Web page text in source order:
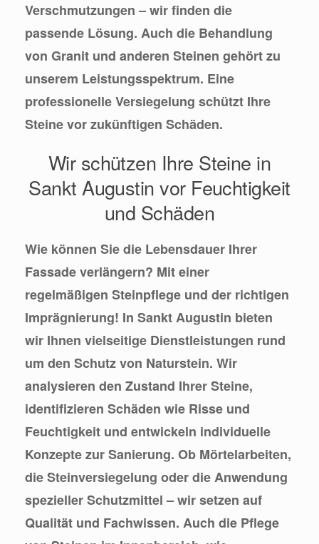
Verschmutzungen – wir finden die
passende Lösung. Auch die Behandlung
von Granit und anderen Steinen gehört zu
unserem Leistungsspektrum. Eine
professionelle Versiegelung schützt Ihre
Steine vor zukünftigen Schäden.
Wir schützen Ihre Steine in
Sankt Augustin vor Feuchtigkeit
und Schäden
Wie können Sie die Lebensdauer Ihrer
Fassade verlängern? Mit einer
regelmäßigen Steinpflege und der richtigen
Imprägnierung! In Sankt Augustin bieten
wir Ihnen vielseitige Dienstleistungen rund
um den Schutz von Naturstein. Wir
analysieren den Zustand Ihrer Steine,
identifizieren Schäden wie Risse und
Feuchtigkeit und entwickeln individuelle
Konzepte zur Sanierung. Ob Mörtelarbeiten,
die Steinversiegelung oder die Anwendung
spezieller Schutzmittel – wir setzen auf
Qualität und Fachwissen. Auch die Pflege